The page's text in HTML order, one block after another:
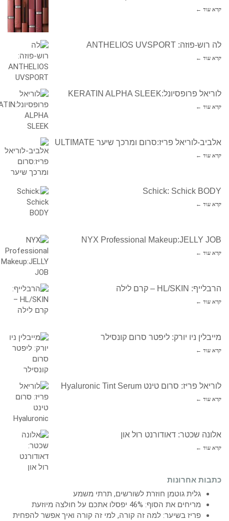
קרא עוד ←
לה רוש-פוזה: ANTHELIOS UVSPORT
קרא עוד ←
לוריאל פרופסיונל:KERATIN ALPHA SLEEK
קרא עוד ←
אלביב-לוריאל פריז:סרום ומרכך שיער ULTIMATE
קרא עוד ←
Schick: Schick BODY
קרא עוד ←
NYX Professional Makeup:JELLY JOB
קרא עוד ←
הרבלייף: HL/SKIN – קרם לילה
קרא עוד ←
מייבלין ניו יורק: ליפטר סרום קונסילר
קרא עוד ←
לוריאל פריז: סרום טינט Hyaluronic Tint Serum
קרא עוד ←
אלונה שכטר: דאודורנט רול און
קרא עוד ←
כתבות אחרונות
גלית גוטמן חוזרת לשורשים, תרתי משמע
מריחים את הסוף: 46% יפסלו אתכם על חולצה מיוזעת
פריז בשיער: למה זה קורה, למי זה קורה ואיך אפשר להפחית